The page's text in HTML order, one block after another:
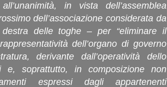
in vista dell’assemblea
dell’associazione considerata da
delle toghe – per “eliminare il
dell’organo di governo
derivante dall’operatività dello
soprattutto, in composizione non
espressi dagli appartenenti